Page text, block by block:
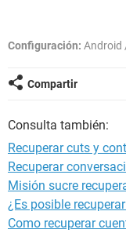
Configuración: Android
Compartir
Consulta también:
Recuperar cuts y
Recuperar
Misión sucre
¿Es posible
Como recuperar